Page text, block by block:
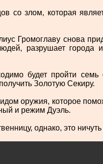
со злом, которая
Громоглаву снова
разрушает города
будет пройти семь
Золотую Секиру.
оружия, которое
и режим Дуэль.
однако, это